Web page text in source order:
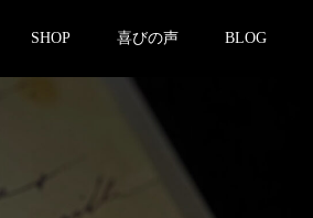
SHOP 喜びの声 BLOG